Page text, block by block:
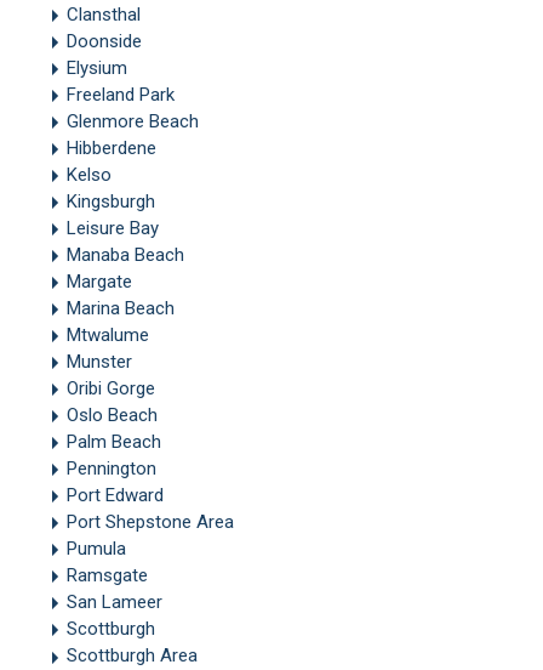
Clansthal
Doonside
Elysium
Freeland Park
Glenmore Beach
Hibberdene
Kelso
Kingsburgh
Leisure Bay
Manaba Beach
Margate
Marina Beach
Mtwalume
Munster
Oribi Gorge
Oslo Beach
Palm Beach
Pennington
Port Edward
Port Shepstone Area
Pumula
Ramsgate
San Lameer
Scottburgh
Scottburgh Area